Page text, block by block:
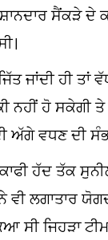
ਸ਼ਾਨਦਾਰ ਸੈਂਕੜੇ
ਜਾਂਦੀ ਹੀ ਤਾਂ
ਨਹੀਂ ਹੋ
ਅੱਗੇ ਵਧਣ ਦੀ
ਹੱਦ ਤੱਕ
ਵੀ ਲਗਾਤਾਰ
ਸੀ ਜਿਹੜਾ